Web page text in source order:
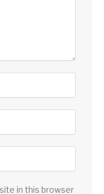
in this browser